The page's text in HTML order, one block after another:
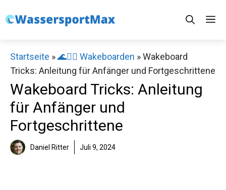
Inhalt
Startseite »🌊🏄‍♂️ Wakeboarden »Wakeboard
Tricks: Anleitung für Anfänger und Fortgeschrittene
Wakeboard Tricks: Anleitung
für Anfänger und
Fortgeschrittene
Daniel Ritter Juli 9, 2024